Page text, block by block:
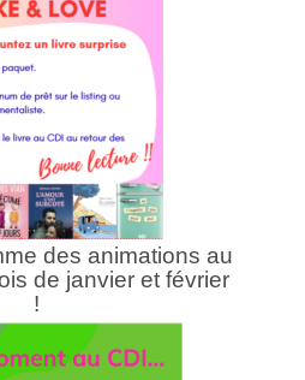
des animations au
de janvier et février
!